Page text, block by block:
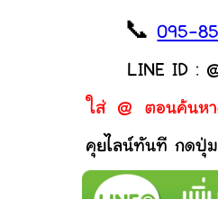
📞095-
LINE ID :
ใส่ @ ตอนค้นห
คุยไลน์ทันที กดปุ่ม